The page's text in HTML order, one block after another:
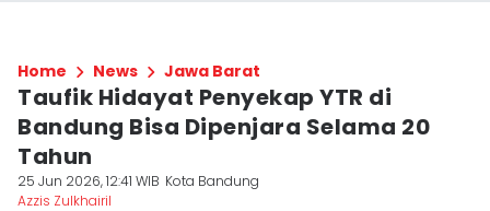
Home News Jawa Barat
Taufik Hidayat Penyekap YTR di
Bandung Bisa Dipenjara Selama 20
Tahun
25 Jun 2026, 12:41 WIB Kota Bandung
Azzis Zulkhairil